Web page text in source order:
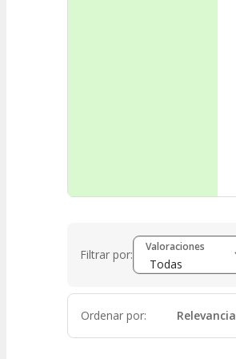
Filtrar por:
Valoraciones
Ordenar por: Relevancia